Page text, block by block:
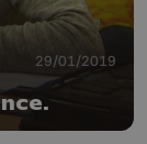
29/01/2019